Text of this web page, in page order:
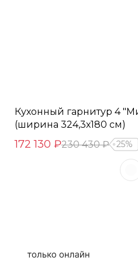
Кухонный гарнитур 4
(ширина 324,3х180 см)
172 130 ₽230 430 ₽ 25%